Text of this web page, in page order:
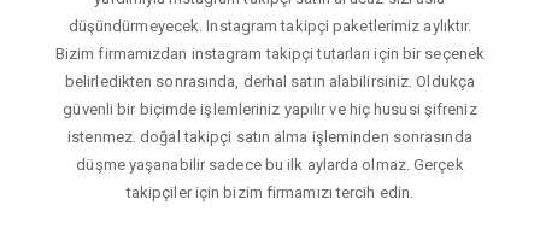
düşündürmeyecek. Instagram takipçi paketlerimiz aylıktır.
Bizim firmamızdan instagram takipçi tutarları için bir seçenek
belirledikten sonrasında, derhal satın alabilirsiniz. Oldukça
güvenli bir biçimde işlemleriniz yapılır ve hiç hususi şifreniz
istenmez. doğal takipçi satın alma işleminden sonrasında
düşme yaşanabilir sadece bu ilk aylarda olmaz. Gerçek
takipçiler için bizim firmamızı tercih edin.